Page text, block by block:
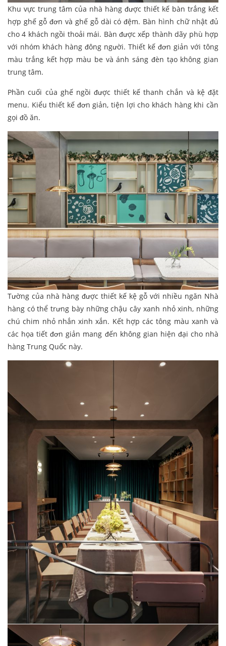
Khu vực trung tâm của nhà hàng được thiết kế bàn trắng kết
hợp ghế gỗ đơn và ghế gỗ dài có đệm. Bàn hình chữ nhật đủ
cho 4 khách ngồi thoải mái. Bàn được xếp thành dãy phù hợp
với nhóm khách hàng đông người. Thiết kế đơn giản với tông
màu trắng kết hợp màu be và ánh sáng đèn tạo không gian
trung tâm.
Phần cuối của ghế ngồi được thiết kế thanh chắn và kệ đặt
menu. Kiểu thiết kế đơn giản, tiện lợi cho khách hàng khi cần
gọi đồ ăn.
Tường của nhà hàng được thiết kế kệ gỗ với nhiều ngăn Nhà
hàng có thể trưng bày những chậu cây xanh nhỏ xinh, những
chú chim nhỏ nhắn xinh xắn. Kết hợp các tông màu xanh và
các họa tiết đơn giản mang đến không gian hiện đại cho nhà
hàng Trung Quốc này.